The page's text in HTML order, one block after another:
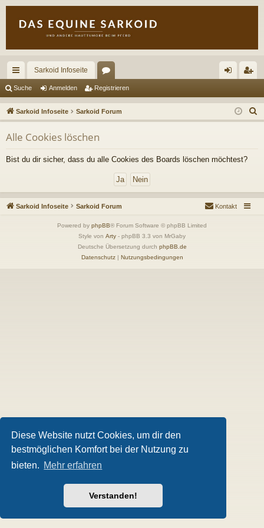
Diese Website nutzt Cookies, um dir den
bestmöglichen Komfort bei der Nutzung zu
bieten. Mehr erfahren
Verstanden!
ch
ne
llz
ug
riff
Sarkoid Infoseite
or
en m
el
n
ist
rie
Suche Anmelden Registrieren
Sarkoid Infoseite Sarkoid Forum
u
Alle Cookies löschen
Bist du dir sicher, dass du alle Cookies des Boards löschen möchtest?
Sarkoid Infoseite Sarkoid Forum Kontakt
Powered by phpBB® Forum Software © phpBB Limited
Style von Arty - phpBB 3.3 von MrGaby
Deutsche Übersetzung durch phpBB.de
Datenschutz| Nutzungsbedingungen